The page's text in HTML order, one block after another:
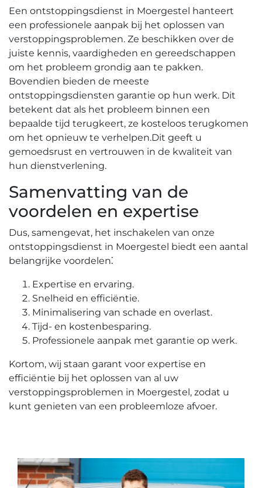
Een ontstoppingsdienst in Moergestel hanteert
een professionele aanpak bij het oplossen van
verstoppingsproblemen.​ Ze beschikken over de
juiste kennis, vaardigheden en gereedschappen
om het probleem grondig aan te pakken.​
Bovendien bieden de meeste
ontstoppingsdiensten garantie op hun werk.​ Dit
betekent dat als het probleem binnen een
bepaalde tijd terugkeert, ze kosteloos terugkomen
om het opnieuw te verhelpen.​ Dit geeft u
gemoedsrust en vertrouwen in de kwaliteit van
hun dienstverlening.​
Samenvatting van de
voordelen en expertise
Dus, samengevat, het inschakelen van onze
ontstoppingsdienst in Moergestel biedt een aantal
belangrijke voordelen⁚
Expertise en ervaring.​
Snelheid en efficiëntie.
Minimalisering van schade en overlast.​
Tijd- en kostenbesparing.​
Professionele aanpak met garantie op werk.
Kortom, wij staan garant voor expertise en
efficiëntie bij het oplossen van al uw
verstoppingsproblemen in Moergestel, zodat u
kunt genieten van een probleemloze afvoer.​